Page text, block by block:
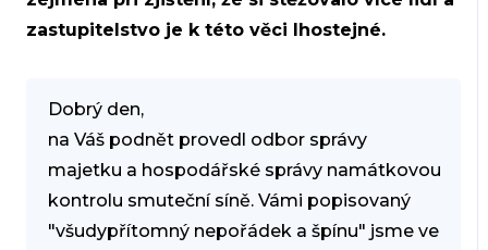
zastupitelstvo je k této věci lhostejné.
Dobrý den,
na Váš podnět provedl odbor správy
majetku a hospodářské správy namátkovou
kontrolu smuteční síně. Vámi popisovaný
"všudypřítomný nepořádek a špínu" jsme ve